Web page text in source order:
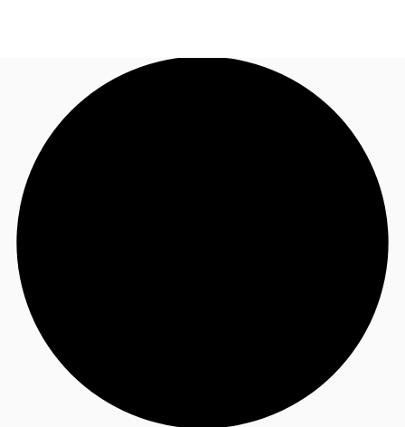
オフィス・事務所
倉庫・物流センター
お電話